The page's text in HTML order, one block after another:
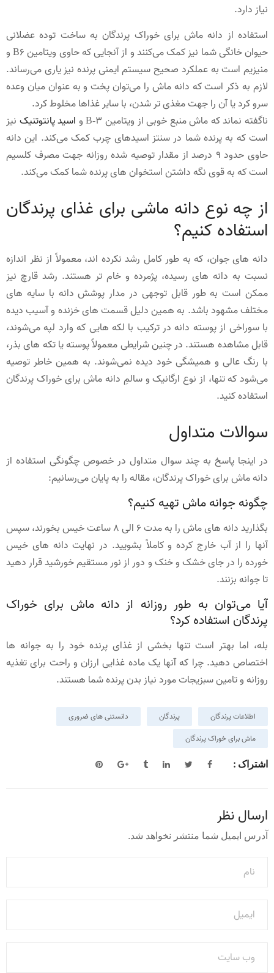
نیاز دارد.
استفاده از دانه ماش برای خوراک پرندگان به ساخت توده عضلانی
حیوان خانگی شما نیز کمک می‌کنند و از آنجایی که حاوی ویتامین B6 و
منیزیم است به عملکرد صحیح سیستم ایمنی پرنده نیز یاری می‌رساند.
لازم به ذکر است که دانه ماش را می‌توان پخت و به عنوان میان وعده
سرو کرد یا آن را جهت مغذی تر شدن، با سایر غذاها مخلوط کرد.
ناگفته نماند که ماش منبع خوبی از ویتامین B-3 و
اسید پانتوتنیک نیز
است که به پرنده شما در سنتز اسیدهای چرب کمک می‌کند. این دانه
حاوی حدود 9 درصد از مقدار توصیه شده روزانه جهت مصرف کلسیم
است که به قوی نگه داشتن استخوان های پرنده شما کمک می‌کند.
از چه نوع دانه ماشی برای غذای پرندگان
استفاده کنیم؟
دانه های جوان، که به طور کامل رشد نکرده اند، معمولاً از نظر اندازه
نسبت به دانه های رسیده، پژمرده و خام تر هستند. رشد قارچ نیز
ممکن است به طور قابل توجهی در مدار پوشش دانه با سایه های
مختلف مشهود باشد. به همین دلیل قسمت های خزنده و آسیب دیده
با سوراخی از پوسته دانه در ترکیب با لکه هایی که وارد لپه می‌شوند،
قابل مشاهده هستند. در چنین شرایطی معمولاً پوسته یا تکه های بذر،
با رنگ عالی و همیشگی خود دیده نمی‌شوند. به همین خاطر توصیه
می‌شود که تنها، از نوع ارگانیک و سالمِ دانه ماش برای خوراک پرندگان
استفاده کنید.
سوالات متداول
در اینجا پاسخ به چند سوال متداول در خصوص چگونگی استفاده از
دانه ماش برای خوراک پرندگان، مقاله را به پایان می‌رسانیم:
چگونه جوانه ماش تهیه کنیم؟
بگذارید دانه های ماش را به مدت 6 الی 8 ساعت خیس بخورند، سپس
آنها را از آب خارج کرده و کاملاً بشویید. در نهایت دانه های خیس
خورده را در جای خشک و خنک و دور از نور مستقیم خورشید قرار دهید
تا جوانه بزنند.
آیا می‌توان به طور روزانه از دانه ماش برای خوراک
پرندگان استفاده کرد؟
بله، اما بهتر است تنها بخشی از غذای پرنده خود را به جوانه ها
اختصاص دهید. چرا که آنها یک ماده غذایی ارزان و راحت برای تغذیه
روزانه و تامین سبزیجات مورد نیاز بدن پرنده شما هستند.
اطلاعات پرندگان پرندگان
دانستنی های ضروری
ماش برای خوراک پرندگان
اشتراک :
ارسال نظر
آدرس ایمیل شما منتشر نخواهد شد.